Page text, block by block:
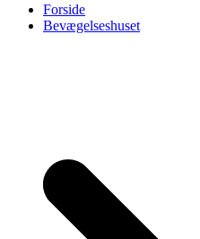
Forside
Bevægelseshuset